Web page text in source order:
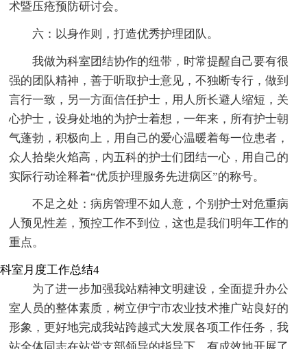
术暨压疮预防研讨会。
六：以身作则，打造优秀护理团队。
我做为科室团结协作的纽带，时常提醒自己要有很
强的团队精神，善于听取护士意见，不独断专行，做到
言行一致，另一方面信任护士，用人所长避人缩短，关
心护士，设身处地的为护士着想，一年来，所有护士朝
气蓬勃，积极向上，用自己的爱心温暖着每一位患者，
众人拾柴火焰高，内五科的护士们团结一心，用自己的
实际行动诠释着“优质护理服务先进病区”的称号。
不足之处：病房管理不如人意，个别护士对危重病
人预见性差，预控工作不到位，这也是我们明年工作的
重点。
科室月度工作总结4
为了进一步加强我站精神文明建设，全面提升办公
室人员的整体素质，树立伊宁市农业技术推广站良好的
形象，更好地完成我站跨越式大发展各项工作任务，我